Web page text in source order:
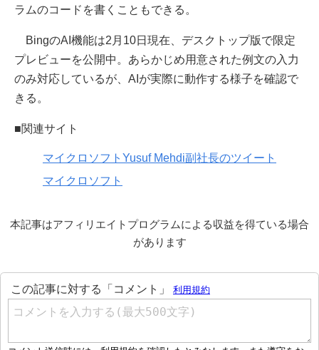
ラムのコードを書くこともできる。
BingのAI機能は2月10日現在、デスクトップ版で限定
プレビューを公開中。あらかじめ用意された例文の入力
のみ対応しているが、AIが実際に動作する様子を確認で
きる。
■関連サイト
マイクロソフトYusuf Mehdi副社長のツイート
マイクロソフト
本記事はアフィリエイトプログラムによる収益を得ている場合
があります